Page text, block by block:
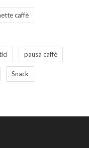
caffè
pausa caffè
Snack